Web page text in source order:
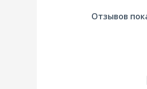
Отзывов